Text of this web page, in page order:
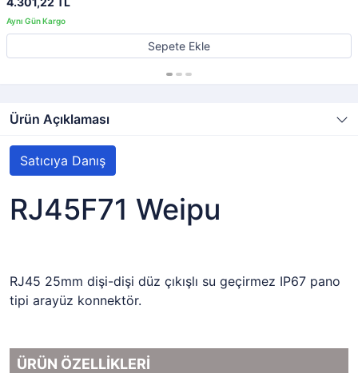
Sepete Ekle
Ürün Açıklaması
Satıcıya Danış
RJ45F71 Weipu
RJ45 25mm dişi-dişi düz çıkışlı su geçirmez IP67 pano
tipi arayüz konnektör.
ÜRÜN ÖZELLİKLERİ